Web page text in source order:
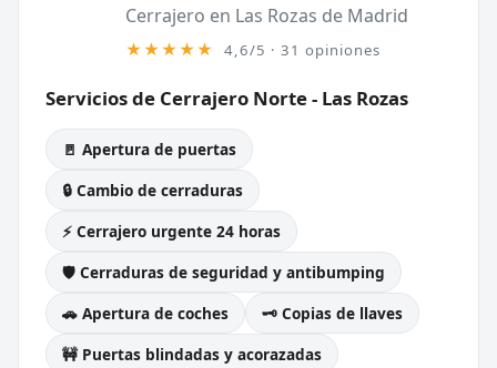
Cerrajero en Las Rozas de Madrid
★★★★★ 4,6/5 · 31 opiniones
Servicios de Cerrajero Norte - Las Rozas
🚪 Apertura de puertas
🔒 Cambio de cerraduras
⚡ Cerrajero urgente 24 horas
🛡️ Cerraduras de seguridad y antibumping
🚗 Apertura de coches
🗝️ Copias de llaves
🚧 Puertas blindadas y acorazadas